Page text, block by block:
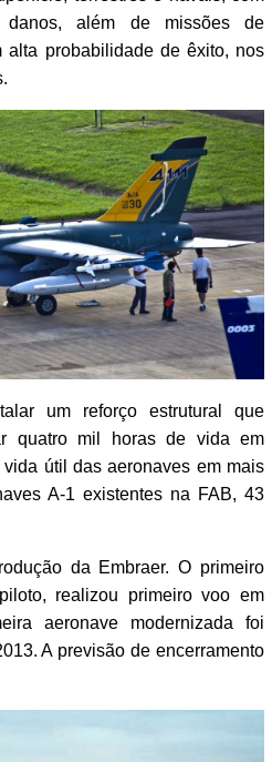
além de missões de
alta probabilidade de êxito, nos
um reforço estrutural que
quatro mil horas de vida em
útil das aeronaves em mais
A-1 existentes na FAB, 43
da Embraer. O primeiro
realizou primeiro voo em
aeronave modernizada foi
A previsão de encerramento